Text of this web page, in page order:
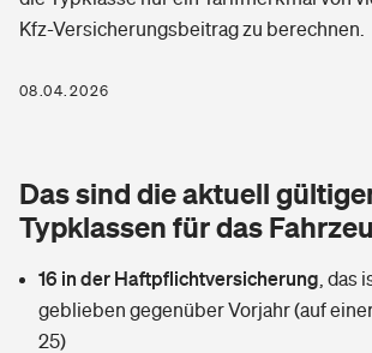
Berufshaftpflichtversicherung
Zur Übersicht
Tools
Wer versichert was: Jetzt Versicherer finden
Elementarversicherung
Glasversicherung
Mietkautionsversicherung
Kinderunfall­ver­si­che­rung
Kinderinvalidität
Gesundheit
Private Krankenversicherung
Dread-Disease-Versicherung
Tierkrankenversicherung
Zur Übersicht
Kfz-Versicherungsbeitrag zu berechnen.
08.04.2026
Das sind die aktuell
Typklassen für das
16 in der Haftpflichtversicherung das
geblieben gegenüber Vorjahr (auf
25)